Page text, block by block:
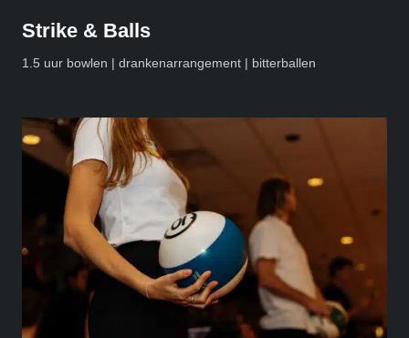
Strike & Balls
1.5 uur bowlen | drankenarrangement | bitterballen